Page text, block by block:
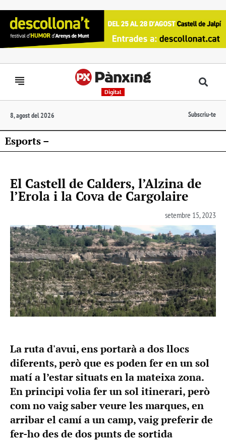
Digital
8, agost del 2026 Subscriu-te
Esports –
El Castell de Calders, l’Alzina de
l’Erola i la Cova de Cargolaire
setembre 15, 2023
La ruta d'avui, ens portarà a dos llocs
diferents, però que es poden fer en un sol
matí a l’estar situats en la mateixa zona.
En principi volia fer un sol itinerari, però
com no vaig saber veure les marques, en
arribar el camí a un camp, vaig preferir de
fer-ho des de dos punts de sortida